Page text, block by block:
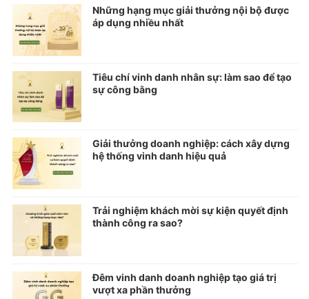
Những hạng mục giải thưởng nội bộ được
áp dụng nhiều nhất
Tiêu chí vinh danh nhân sự: làm sao để tạo
sự công bằng
Giải thưởng doanh nghiệp: cách xây dựng
hệ thống vinh danh hiệu quả
Trải nghiệm khách mời sự kiện quyết định
thành công ra sao?
Đêm vinh danh doanh nghiệp tạo giá trị
vượt xa phần thưởng